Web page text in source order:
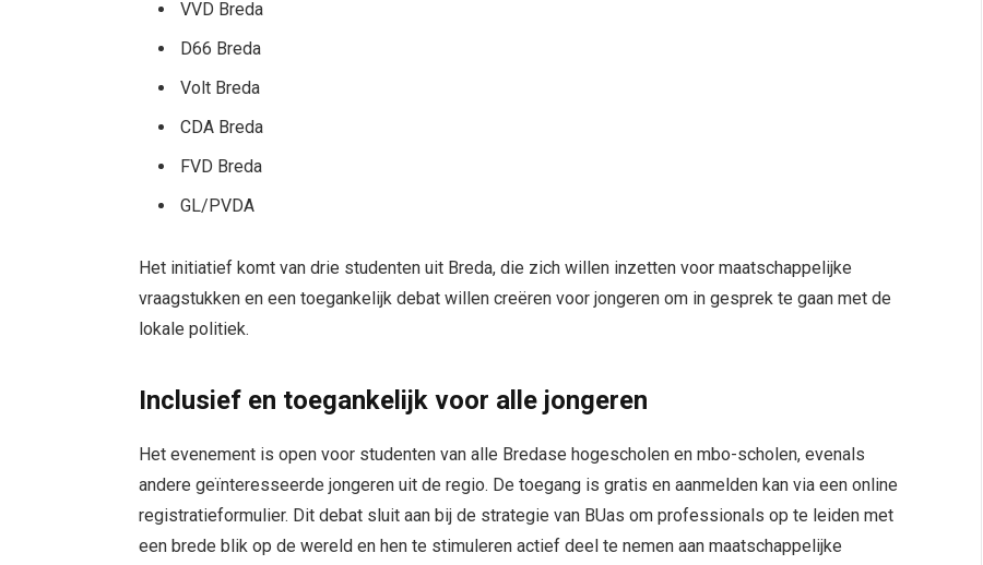
VVD Breda
D66 Breda
Volt Breda
CDA Breda
FVD Breda
GL/PVDA
Het initiatief komt van drie studenten uit Breda, die zich willen inzetten voor maatschappelijke
vraagstukken en een toegankelijk debat willen creëren voor jongeren om in gesprek te gaan met de
lokale politiek.
Inclusief en toegankelijk voor alle jongeren
Het evenement is open voor studenten van alle Bredase hogescholen en mbo-scholen, evenals
andere geïnteresseerde jongeren uit de regio. De toegang is gratis en aanmelden kan via een online
registratieformulier. Dit debat sluit aan bij de strategie van BUas om professionals op te leiden met
een brede blik op de wereld en hen te stimuleren actief deel te nemen aan maatschappelijke